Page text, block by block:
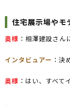
住宅展示場やモ
奥様 ：相澤建設さん
インタビュアー ：決
奥様 ：はい、すべて